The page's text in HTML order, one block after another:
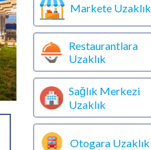
Markete Uzaklık
Restaurantlara
Uzaklık
Sağlık Merkezi
Uzaklık
Otogara Uzaklık